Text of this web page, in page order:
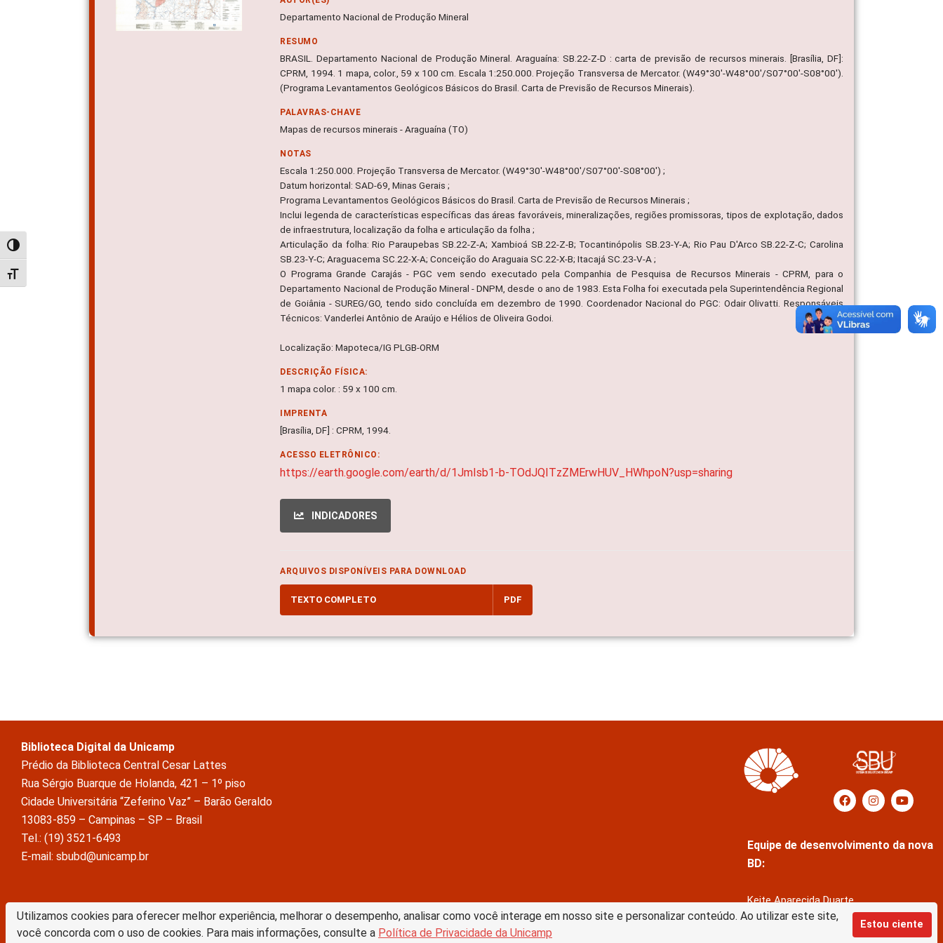
Utilizamos cookies para oferecer melhor experiência, melhorar o desempenho, analisar como você interage em nosso site e personalizar conteúdo. Ao utilizar este site,
você concorda com o uso de cookies. Para mais informações, consulte a Política de Privacidade da Unicamp
Estou ciente
Alternar alto contraste
Alternar tamanho da fonte
Departamento Nacional de Produção Mineral
RESUMO
BRASIL. Departamento Nacional de Produção Mineral. Araguaína: SB.22-Z-D : carta de previsão de recursos minerais. [Brasília, DF]:
CPRM, 1994. 1 mapa, color., 59 x 100 cm. Escala 1:250.000. Projeção Transversa de Mercator. (W49°30'-W48°00'/S07°00'-S08°00').
(Programa Levantamentos Geológicos Básicos do Brasil. Carta de Previsão de Recursos Minerais).
PALAVRAS-CHAVE
Mapas de recursos minerais - Araguaína (TO)
NOTAS
Escala 1:250.000. Projeção Transversa de Mercator. (W49°30'-W48°00'/S07°00'-S08°00') ;
Datum horizontal: SAD-69, Minas Gerais ;
Programa Levantamentos Geológicos Básicos do Brasil. Carta de Previsão de Recursos Minerais ;
Inclui legenda de características específicas das áreas favoráveis, mineralizações, regiões promissoras, tipos de explotação, dados
de infraestrutura, localização da folha e articulação da folha ;
Articulação da folha: Rio Paraupebas SB.22-Z-A; Xambioá SB.22-Z-B; Tocantinópolis SB.23-Y-A; Rio Pau D'Arco SB.22-Z-C; Carolina
SB.23-Y-C; Araguacema SC.22-X-A; Conceição do Araguaia SC.22-X-B; Itacajá SC.23-V-A ;
O Programa Grande Carajás - PGC vem sendo executado pela Companhia de Pesquisa de Recursos Minerais - CPRM, para o
Departamento Nacional de Produção Mineral - DNPM, desde o ano de 1983. Esta Folha foi executada pela Superintendência Regional
de Goiânia - SUREG/GO, tendo sido concluída em dezembro de 1990. Coordenador Nacional do PGC: Odair Olivatti. Responsáveis
Técnicos: Vanderlei Antônio de Araújo e Hélios de Oliveira Godoi.
Localização: Mapoteca/IG PLGB-ORM
DESCRIÇÃO FÍSICA:
1 mapa color. : 59 x 100 cm.
IMPRENTA
[Brasília, DF] : CPRM, 1994.
ACESSO ELETRÔNICO:
https://earth.google.com/earth/d/1JmIsb1-b-TOdJQITzZMErwHUV_HWhpoN?usp=sharing
INDICADORES
ARQUIVOS DISPONÍVEIS PARA DOWNLOAD
TEXTO COMPLETO PDF
Biblioteca Digital da Unicamp
Prédio da Biblioteca Central Cesar Lattes
Rua Sérgio Buarque de Holanda, 421 – 1º piso
Cidade Universitária “Zeferino Vaz” – Barão Geraldo
13083-859 – Campinas – SP – Brasil
Tel.: (19) 3521-6493
E-mail: sbubd@unicamp.br
A Biblioteca Digital da Unicamp está licenciado com uma Licença Creative Commons –
Atribuição Sem Derivações 4.0 Internacional
Equipe de desenvolvimento da nova
BD:
Keite Aparecida Duarte
Márcio Vinícius de Jesus Almeida
Saul Victor de Castro e Silva